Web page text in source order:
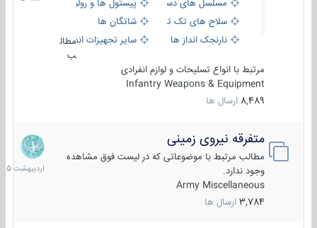
مسلسل های دستی
پیستول ها و رولورها
سلاح های تک تیر اندازیشاتگان ها
نارنجک انداز ها
سایر تجهیزات انفرادی
مطال
ب
مرتبط با انواع تسلیحات و لوازم انفرادی
Infantry Weapons & Equipment
8,489 ارسال ها
متفرقه نیروی زمینی
مطالب مرتبط با موضوعاتی که در لیست فوق مشاهده
وجود ندارد.
Army Miscellaneous
3,784 ارسال ها
27
1405